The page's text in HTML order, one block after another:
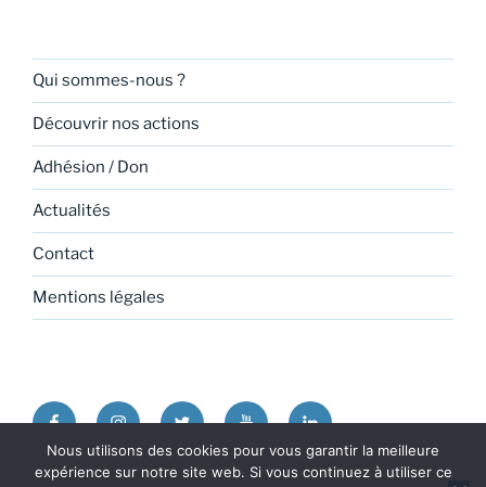
Qui sommes-nous ?
Découvrir nos actions
Adhésion / Don
Actualités
Contact
Mentions légales
FacebookInstagramTwitter YoutubeLinkedin
Politique de confidentialité Fièrement propulsé par
Nous utilisons des cookies pour vous garantir la meilleure
expérience sur notre site web. Si vous continuez à utiliser ce